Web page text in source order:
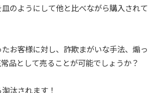
のようにして他と比べながら購入されて
お客様に対し、詐欺まがいな手法、煽っ
品として売ることが可能でしょうか？
汰されます！